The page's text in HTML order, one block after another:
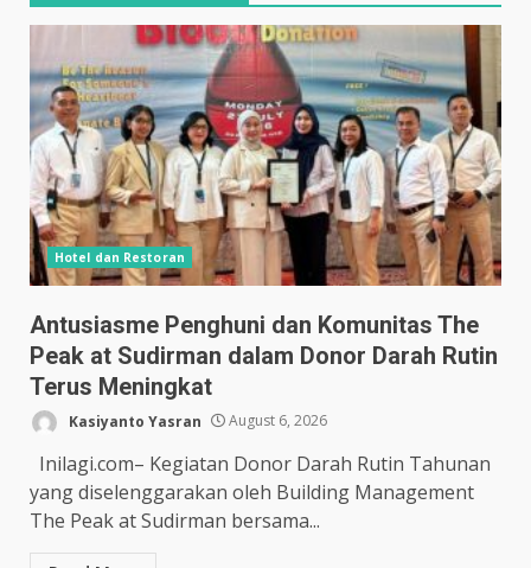
Hotel dan Restoran
Antusiasme Penghuni dan Komunitas The
Peak at Sudirman dalam Donor Darah Rutin
Terus Meningkat
Kasiyanto Yasran August 6, 2026
Inilagi.com– Kegiatan Donor Darah Rutin Tahunan
yang diselenggarakan oleh Building Management
The Peak at Sudirman bersama...